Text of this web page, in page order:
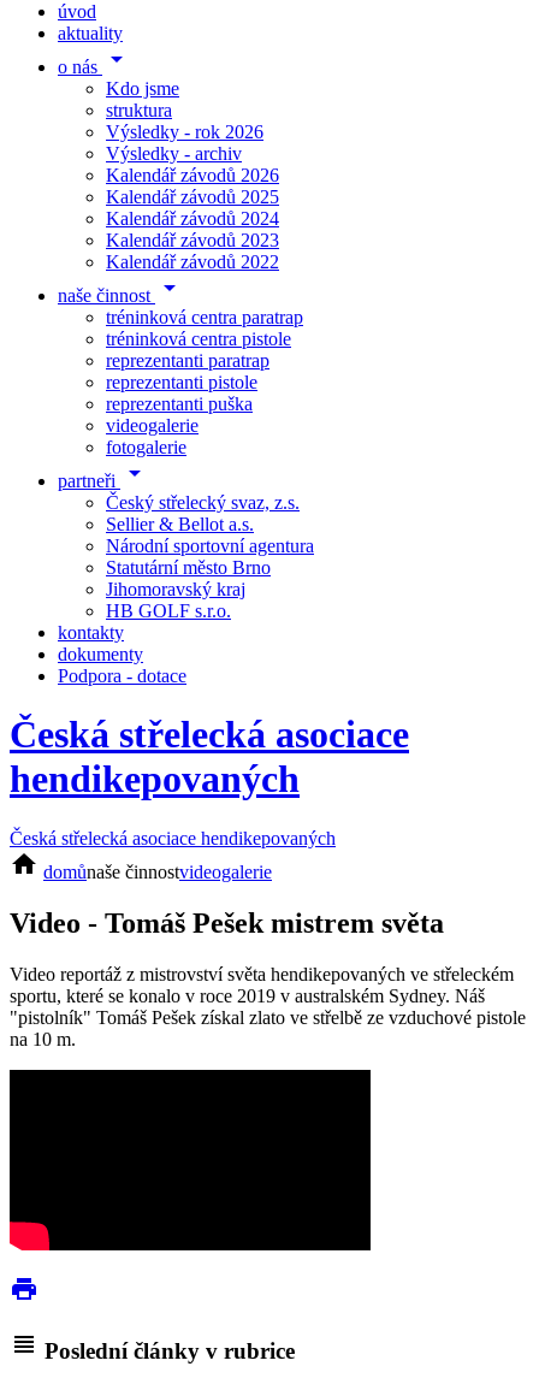
úvod
aktuality
o nás
arrow_drop_down
Kdo jsme
struktura
Výsledky - rok 2026
Výsledky - archiv
Kalendář závodů 2026
Kalendář závodů 2025
Kalendář závodů 2024
Kalendář závodů 2023
Kalendář závodů 2022
naše činnost
arrow_drop_down
tréninková centra paratrap
tréninková centra pistole
reprezentanti paratrap
reprezentanti pistole
reprezentanti puška
videogalerie
fotogalerie
partneři
arrow_drop_down
Český střelecký svaz, z.s.
Sellier & Bellot a.s.
Národní sportovní agentura
Statutární město Brno
Jihomoravský kraj
HB GOLF s.r.o.
kontakty
dokumenty
Podpora - dotace
Česká střelecká asociace
hendikepovaných
Česká střelecká asociace hendikepovaných
home domůnaše činnostvideogalerie
Video - Tomáš Pešek mistrem světa
Video reportáž z mistrovství světa hendikepovaných ve střeleckém
sportu, které se konalo v roce 2019 v australském Sydney. Náš
"pistolník" Tomáš Pešek získal zlato ve střelbě ze vzduchové pistole
na 10 m.
print
view_headline Poslední články v rubrice